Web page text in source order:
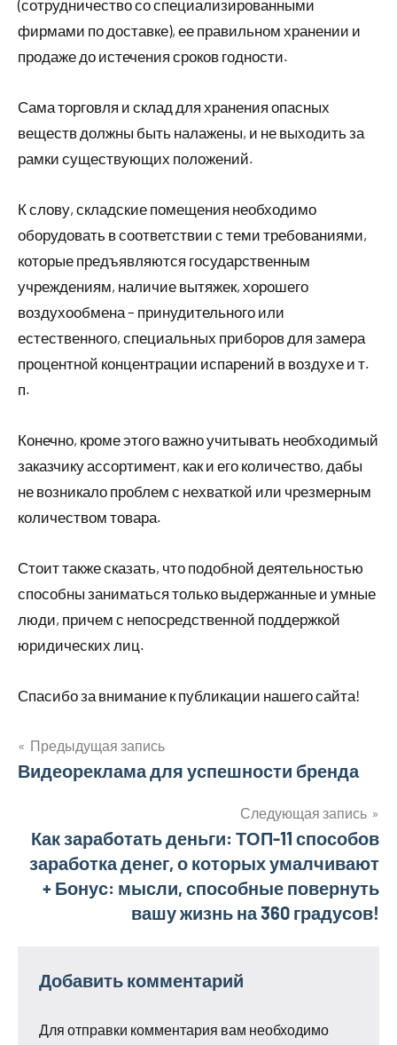
(сотрудничество со специализированными
фирмами по доставке), ее правильном хранении и
продаже до истечения сроков годности.
Сама торговля и склад для хранения опасных
веществ должны быть налажены, и не выходить за
рамки существующих положений.
К слову, складские помещения необходимо
оборудовать в соответствии с теми требованиями,
которые предъявляются государственным
учреждениям, наличие вытяжек, хорошего
воздухообмена – принудительного или
естественного, специальных приборов для замера
процентной концентрации испарений в воздухе и т.
п.
Конечно, кроме этого важно учитывать необходимый
заказчику ассортимент, как и его количество, дабы
не возникало проблем с нехваткой или чрезмерным
количеством товара.
Стоит также сказать, что подобной деятельностью
способны заниматься только выдержанные и умные
люди, причем с непосредственной поддержкой
юридических лиц.
Спасибо за внимание к публикации нашего сайта!
Навигация
записям
Предыдущая запись
Видеореклама для успешности бренда
Следующая запись
Как заработать деньги: ТОП-11 способов
заработка денег, о которых умалчивают
+ Бонус: мысли, способные повернуть
вашу жизнь на 360 градусов!
Добавить комментарий
Для отправки комментария вам необходимо